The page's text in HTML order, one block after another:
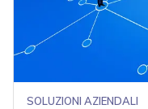
SOLUZIONI AZIENDALI